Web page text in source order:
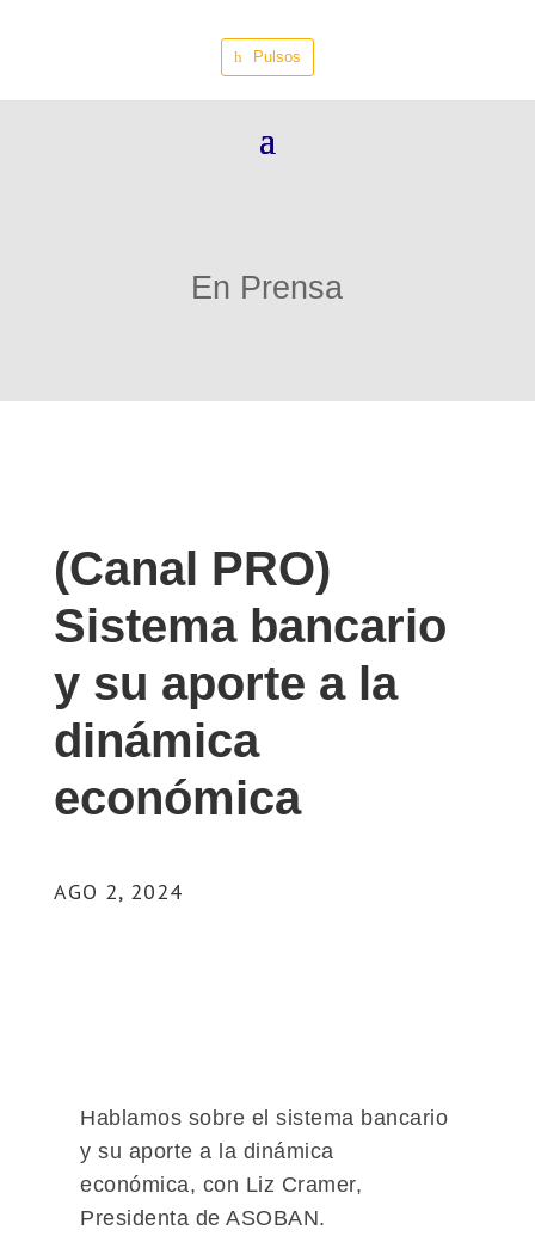
Pulsos
En Prensa
(Canal PRO)
Sistema bancario
y su aporte a la
dinámica
económica
AGO 2, 2024
Hablamos sobre el sistema bancario
y su aporte a la dinámica
económica, con Liz Cramer,
Presidenta de ASOBAN.